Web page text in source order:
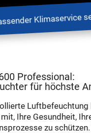
Klimaservice
Professional:
für höchste
Luftbefeuchtung
Ihre Gesundheit,
zu